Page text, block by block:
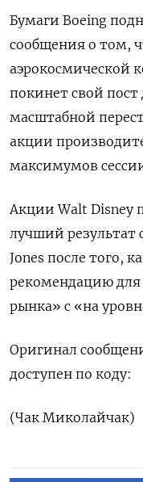
Бумаги Boeing
сообщения о том,
аэрокосмической
покинет свой пост
масштабной
акции
максимумов
Акции Walt Disney
лучший результат
Jones после того,
рекомендацию
рынка» с «на
Оригинал
доступен по коду:
(Чак Миколайчак)